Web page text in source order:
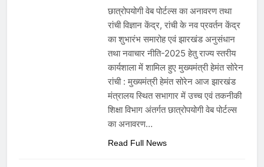
छात्रोपयोगी वेब पोर्टल्स का अनावरण तथा
रांची विज्ञान केंद्र, रांची के नव प्रवर्तन केंद्र
का शुभारंभ समारोह एवं झारखंड अनुसंधान
तथा नवाचार नीति-2025 हेतु राज्य स्तरीय
कार्यशाला में शामिल हुए मुख्यमंत्री हेमंत सोरेन
रांची : मुख्यमंत्री हेमंत सोरेन आज झारखंड
मंत्रालय स्थित सभागार में उच्च एवं तकनीकी
शिक्षा विभाग अंतर्गत छात्रोपयोगी वेब पोर्टल्स
का अनावरण…
Read Full News